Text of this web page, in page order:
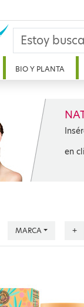
BIO Y PLANTA
en
MARCA +